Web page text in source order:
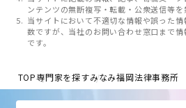
ンテンツの無断複写・転載・公衆送信等を
当サイトにおいて不適切な情報や誤った
数ですが、当社のお問い合わせ窓口まで
です。
TOP専門家を探すみなみ福岡法律事務所